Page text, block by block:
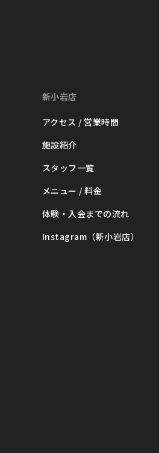
新小岩店
アクセス / 営業時間
施設紹介
スタッフ一覧
メニュー / 料金
体験・入会までの流れ
Instagram（新小岩店）